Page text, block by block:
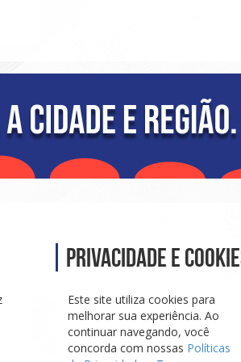
Privacidade e
Este site utiliza cookies para
melhorar sua experiência. Ao
continuar navegando, você
concorda com nossas Políticas